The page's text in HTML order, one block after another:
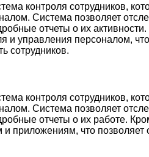
контроля сотрудников,
Система позволяет
отчеты о их
и управления персоналом,
сотрудников.
контроля сотрудников,
Система позволяет
отчеты о их работе.
и приложениям, что